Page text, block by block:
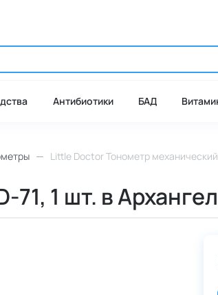
Антибиотики БАД
Little Doctor Тонометр механический
1 шт. в